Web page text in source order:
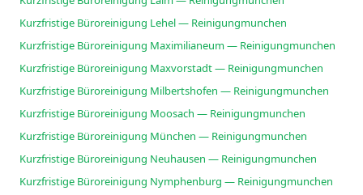
Kurzfristige Büroreinigung Lehel — Reinigungmunchen
Kurzfristige Büroreinigung Maximilianeum — Reinigungmunchen
Kurzfristige Büroreinigung Maxvorstadt — Reinigungmunchen
Kurzfristige Büroreinigung Milbertshofen — Reinigungmunchen
Kurzfristige Büroreinigung Moosach — Reinigungmunchen
Kurzfristige Büroreinigung München — Reinigungmunchen
Kurzfristige Büroreinigung Neuhausen — Reinigungmunchen
Kurzfristige Büroreinigung Nymphenburg — Reinigungmunchen